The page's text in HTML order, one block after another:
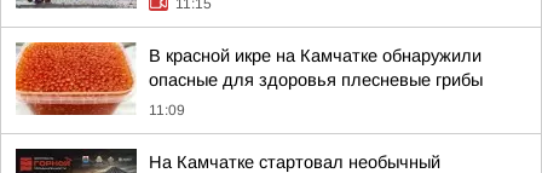
11:15
В красной икре на Камчатке обнаружили
опасные для здоровья плесневые грибы
11:09
На Камчатке стартовал необычный